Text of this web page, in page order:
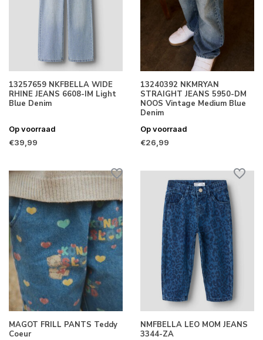
13257659 NKFBELLA WIDE
RHINE JEANS 6608-IM Light
Blue Denim
Op voorraad
€39,99
13240392 NKMRYAN
STRAIGHT JEANS 5950-DM
NOOS Vintage Medium Blue
Denim
Op voorraad
€26,99
MAGOT FRILL PANTS Teddy
Coeur
NMFBELLA LEO MOM JEANS
3344-ZA